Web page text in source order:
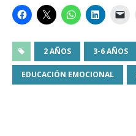
2 AÑOS 3-6 AÑOS
EDUCACIÓN EMOCIONAL